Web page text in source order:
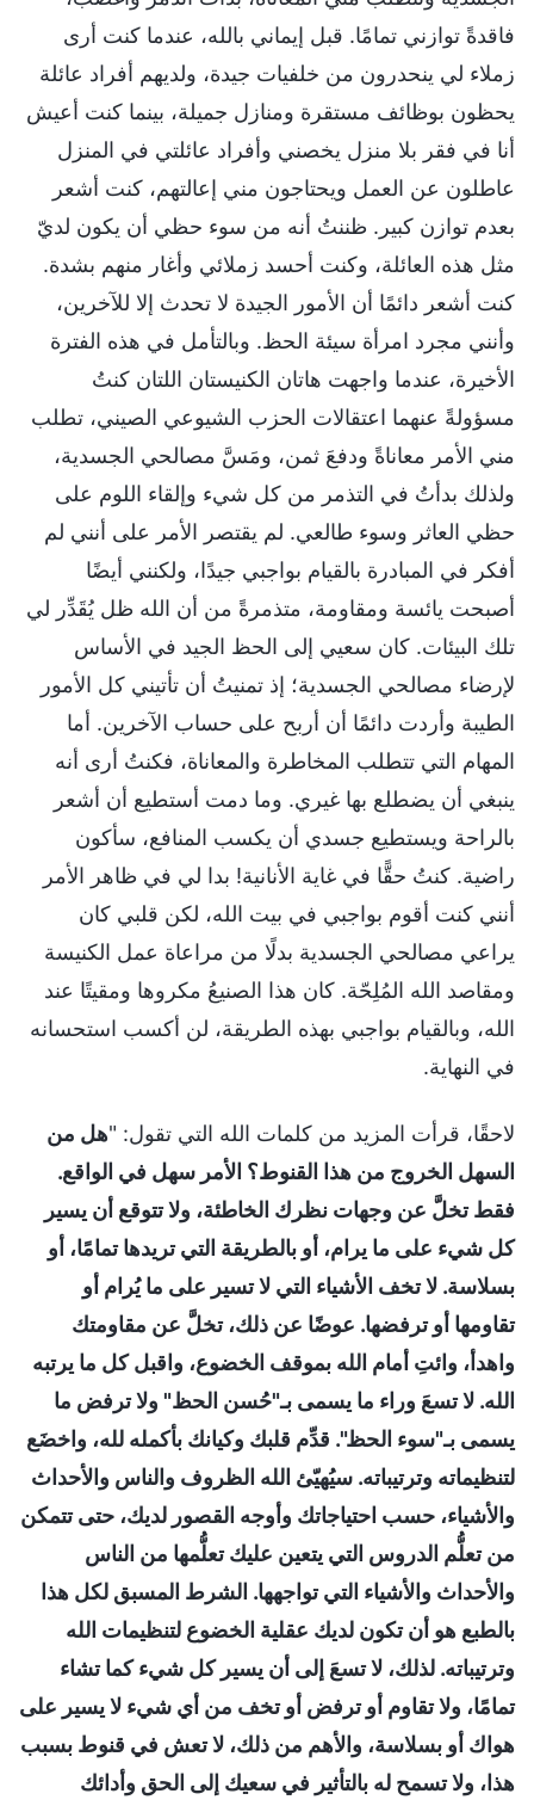
فاقدةً توازني تمامًا. قبل إيماني بالله، عندما كنت أرى
زملاء لي ينحدرون من خلفيات جيدة، ولديهم أفراد عائلة
يحظون بوظائف مستقرة ومنازل جميلة، بينما كنت أعيش
أنا في فقر بلا منزل يخصني وأفراد عائلتي في المنزل
عاطلون عن العمل ويحتاجون مني إعالتهم، كنت أشعر
بعدم توازن كبير. ظننتُ أنه من سوء حظي أن يكون لديّ
مثل هذه العائلة، وكنت أحسد زملائي وأغار منهم بشدة.
كنت أشعر دائمًا أن الأمور الجيدة لا تحدث إلا للآخرين،
وأنني مجرد امرأة سيئة الحظ. وبالتأمل في هذه الفترة
الأخيرة، عندما واجهت هاتان الكنيستان اللتان كنتُ
مسؤولةً عنهما اعتقالات الحزب الشيوعي الصيني، تطلب
مني الأمر معاناةً ودفعَ ثمن، ومَسَّ مصالحي الجسدية،
ولذلك بدأتُ في التذمر من كل شيء وإلقاء اللوم على
حظي العاثر وسوء طالعي. لم يقتصر الأمر على أنني لم
أفكر في المبادرة بالقيام بواجبي جيدًا، ولكنني أيضًا
أصبحت يائسة ومقاومة، متذمرةً من أن الله ظل يُقَدِّر لي
تلك البيئات. كان سعيي إلى الحظ الجيد في الأساس
لإرضاء مصالحي الجسدية؛ إذ تمنيتُ أن تأتيني كل الأمور
الطيبة وأردت دائمًا أن أربح على حساب الآخرين. أما
المهام التي تتطلب المخاطرة والمعاناة، فكنتُ أرى أنه
ينبغي أن يضطلع بها غيري. وما دمت أستطيع أن أشعر
بالراحة ويستطيع جسدي أن يكسب المنافع، سأكون
راضية. كنتُ حقًّا في غاية الأنانية! بدا لي في ظاهر الأمر
أنني كنت أقوم بواجبي في بيت الله، لكن قلبي كان
يراعي مصالحي الجسدية بدلًا من مراعاة عمل الكنيسة
ومقاصد الله المُلِحّة. كان هذا الصنيعُ مكروها ومقيتًا عند
الله، وبالقيام بواجبي بهذه الطريقة، لن أكسب استحسانه
في النهاية.
لاحقًا، قرأت المزيد من كلمات الله التي تقول: "هل من
السهل الخروج من هذا القنوط؟ الأمر سهل في الواقع.
فقط تخلَّ عن وجهات نظرك الخاطئة، ولا تتوقع أن يسير
كل شيء على ما يرام، أو بالطريقة التي تريدها تمامًا، أو
بسلاسة. لا تخف الأشياء التي لا تسير على ما يُرام أو
تقاومها أو ترفضها. عوضًا عن ذلك، تخلَّ عن مقاومتك
واهدأ، وائتِ أمام الله بموقف الخضوع، واقبل كل ما يرتبه
الله. لا تسعَ وراء ما يسمى بـ"حُسن الحظ" ولا ترفض ما
يسمى بـ"سوء الحظ". قدِّم قلبك وكيانك بأكمله لله، واخضَع
لتنظيماته وترتيباته. سيُهيّئ الله الظروف والناس والأحداث
والأشياء، حسب احتياجاتك وأوجه القصور لديك، حتى تتمكن
من تعلُّم الدروس التي يتعين عليك تعلُّمها من الناس
والأحداث والأشياء التي تواجهها. الشرط المسبق لكل هذا
بالطبع هو أن تكون لديك عقلية الخضوع لتنظيمات الله
وترتيباته. لذلك، لا تسعَ إلى أن يسير كل شيء كما تشاء
تمامًا، ولا تقاوم أو ترفض أو تخف من أي شيء لا يسير على
هواك أو بسلاسة، والأهم من ذلك، لا تعش في قنوط بسبب
هذا، ولا تسمح له بالتأثير في سعيك إلى الحق وأدائك